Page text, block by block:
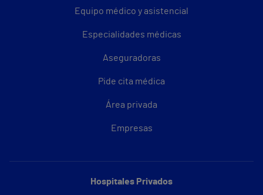
Equipo médico y asistencial
Especialidades médicas
Aseguradoras
Pide cita médica
Área privada
Empresas
Hospitales Privados